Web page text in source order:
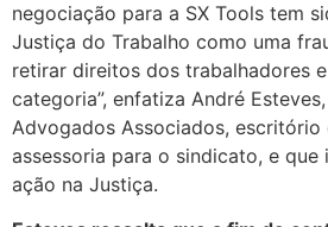
negociação para a SX Tools tem
Justiça do Trabalho como uma
retirar direitos dos trabalhadores
categoria”, enfatiza André
Advogados Associados, escritório
assessoria para o sindicato, e que
ação na Justiça.